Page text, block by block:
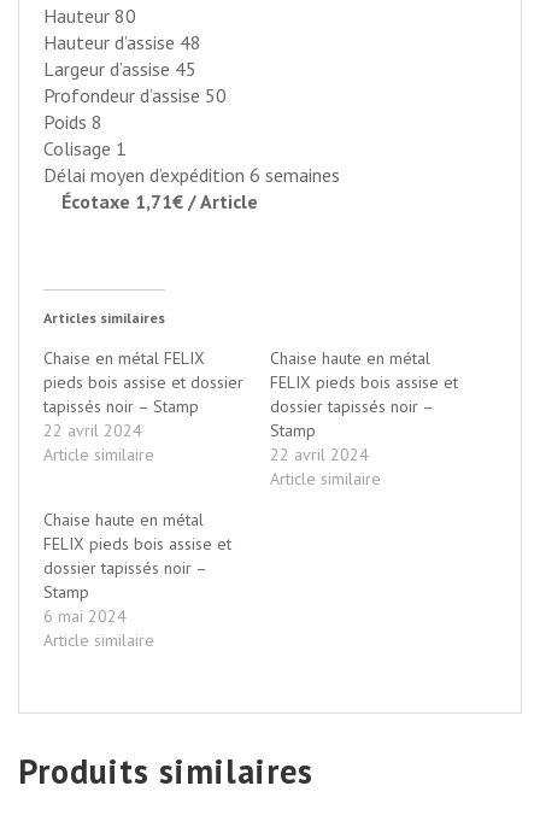
Hauteur 80
Hauteur d’assise 48
Largeur d’assise 45
Profondeur d’assise 50
Poids 8
Colisage 1
Délai moyen d’expédition 6 semaines
Écotaxe 1,71€ / Article
Articles similaires
Chaise en métal FELIX
pieds bois assise et dossier
tapissés noir – Stamp
22 avril 2024
Article similaire
Chaise haute en métal
FELIX pieds bois assise et
dossier tapissés noir –
Stamp
22 avril 2024
Article similaire
Chaise haute en métal
FELIX pieds bois assise et
dossier tapissés noir –
Stamp
6 mai 2024
Article similaire
Produits similaires